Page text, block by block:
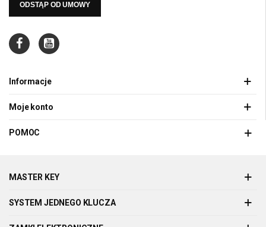
ODSTĄP OD UMOWY
Informacje
Moje konto
POMOC
MASTER KEY
SYSTEM JEDNEGO KLUCZA